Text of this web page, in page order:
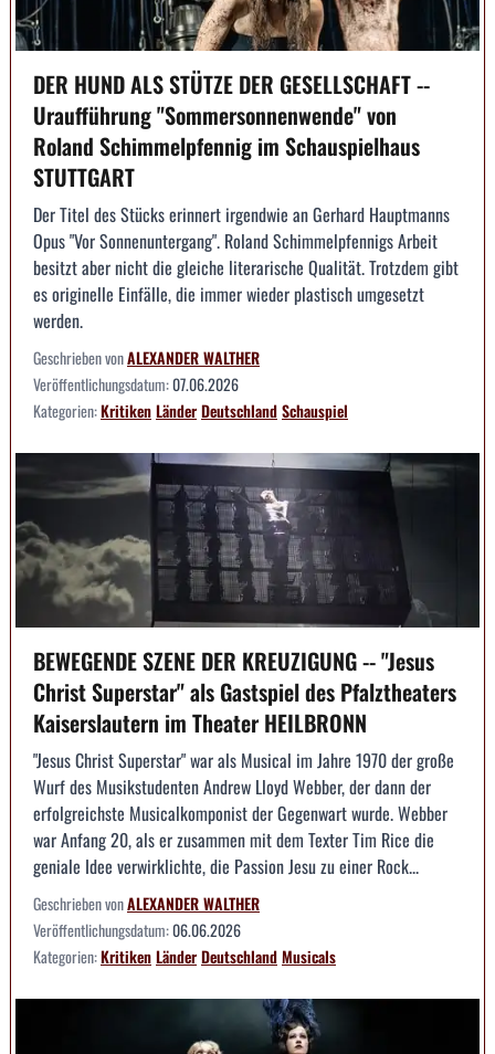
DER HUND ALS STÜTZE DER GESELLSCHAFT --
Uraufführung "Sommersonnenwende" von
Roland Schimmelpfennig im Schauspielhaus
STUTTGART
Der Titel des Stücks erinnert irgendwie an Gerhard Hauptmanns
Opus "Vor Sonnenuntergang". Roland Schimmelpfennigs Arbeit
besitzt aber nicht die gleiche literarische Qualität. Trotzdem gibt
es originelle Einfälle, die immer wieder plastisch umgesetzt
werden.
Geschrieben vonALEXANDER WALTHER
Veröffentlichungsdatum:07.06.2026
Kategorien:KritikenLänderDeutschlandSchauspiel
BEWEGENDE SZENE DER KREUZIGUNG -- "Jesus
Christ Superstar" als Gastspiel des Pfalztheaters
Kaiserslautern im Theater HEILBRONN
"Jesus Christ Superstar" war als Musical im Jahre 1970 der große
Wurf des Musikstudenten Andrew Lloyd Webber, der dann der
erfolgreichste Musicalkomponist der Gegenwart wurde. Webber
war Anfang 20, als er zusammen mit dem Texter Tim Rice die
geniale Idee verwirklichte, die Passion Jesu zu einer Rock...
Geschrieben vonALEXANDER WALTHER
Veröffentlichungsdatum:06.06.2026
Kategorien:KritikenLänderDeutschlandMusicals